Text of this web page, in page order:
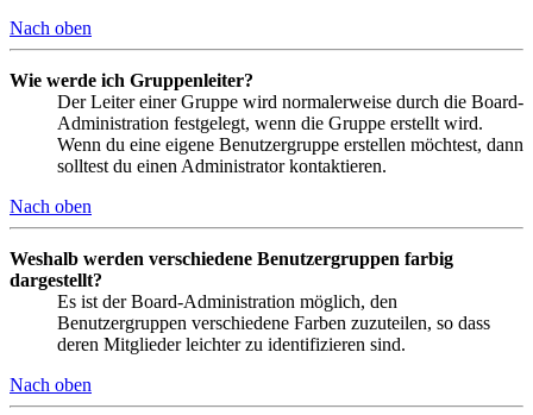
Nach oben
Wie werde ich Gruppenleiter?
Der Leiter einer Gruppe wird normalerweise durch die Board-
Administration festgelegt, wenn die Gruppe erstellt wird.
Wenn du eine eigene Benutzergruppe erstellen möchtest, dann
solltest du einen Administrator kontaktieren.
Nach oben
Weshalb werden verschiedene Benutzergruppen farbig
dargestellt?
Es ist der Board-Administration möglich, den
Benutzergruppen verschiedene Farben zuzuteilen, so dass
deren Mitglieder leichter zu identifizieren sind.
Nach oben